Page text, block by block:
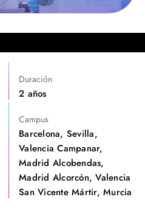
Duración
2 años
Campus
Barcelona, Sevilla,
Valencia Campanar,
Madrid Alcobendas,
Madrid Alcorcón, Valencia
San Vicente Mártir, Murcia